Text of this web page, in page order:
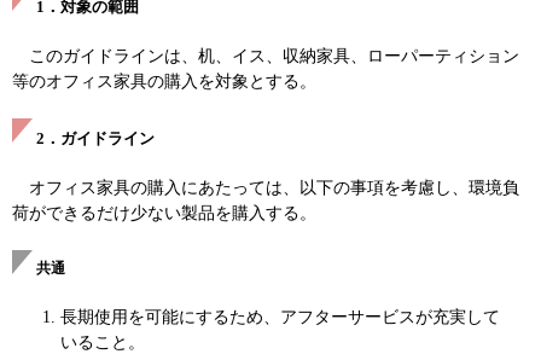
1．対象の範囲
このガイドラインは、机、イス、収納家具、ローパーティション
等のオフィス家具の購入を対象とする。
2．ガイドライン
オフィス家具の購入にあたっては、以下の事項を考慮し、環境負
荷ができるだけ少ない製品を購入する。
共通
長期使用を可能にするため、アフターサービスが充実して
いること。